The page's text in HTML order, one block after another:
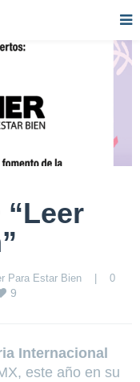
“Leer
Para Estar Bien |
0
9
Internacional
este año en su